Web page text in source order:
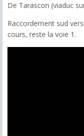
De Tarascon (viaduc
Raccordement sud
cours, reste la voie 1.